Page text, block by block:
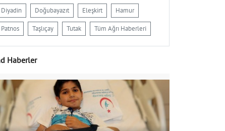
Diyadin Doğubayazıt Eleşkirt Hamur
Patnos Taşlıçay Tutak Tüm Ağrı Haberleri
Haberler